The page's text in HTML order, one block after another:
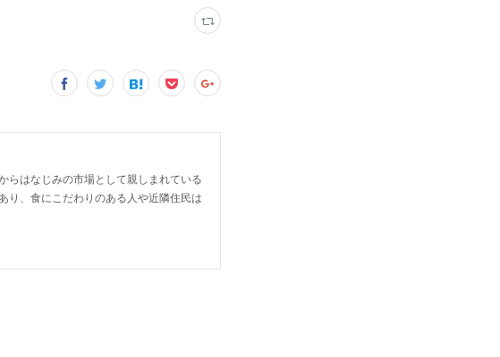
らはなじみの市場として親しまれている
り、食にこだわりのある人や近隣住民は